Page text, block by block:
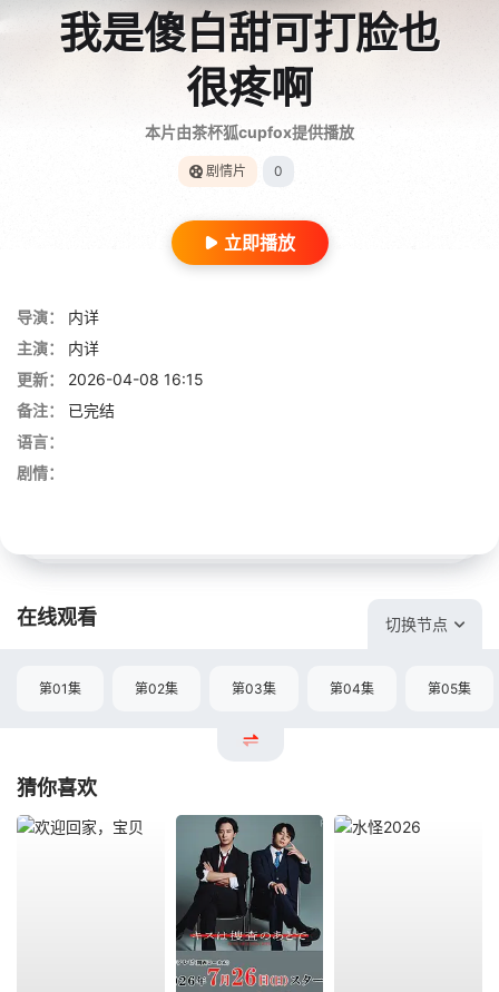
我是傻白甜可打脸也
很疼啊
本片由茶杯狐cupfox提供播放
剧情片 0
立即播放
导演：
内详
主演：
内详
更新：
2026-04-08 16:15
备注：
已完结
语言：
剧情：
在线观看 切换节点
第01集 第02集 第03集 第04集 第05集
猜你喜欢